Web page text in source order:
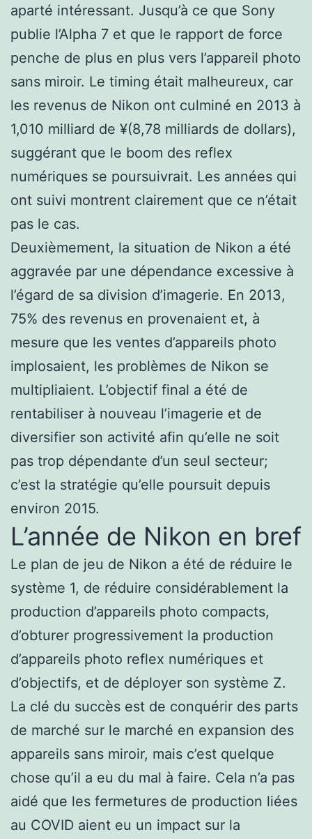
aparté intéressant. Jusqu’à ce que Sony
publie l’Alpha 7 et que le rapport de force
penche de plus en plus vers l’appareil photo
sans miroir. Le timing était malheureux, car
les revenus de Nikon ont culminé en 2013 à
1,010 milliard de ¥(8,78 milliards de dollars),
suggérant que le boom des reflex
numériques se poursuivrait. Les années qui
ont suivi montrent clairement que ce n’était
pas le cas.
Deuxièmement, la situation de Nikon a été
aggravée par une dépendance excessive à
l’égard de sa division d’imagerie. En 2013,
75% des revenus en provenaient et, à
mesure que les ventes d’appareils photo
implosaient, les problèmes de Nikon se
multipliaient. L’objectif final a été de
rentabiliser à nouveau l’imagerie et de
diversifier son activité afin qu’elle ne soit
pas trop dépendante d’un seul secteur;
c’est la stratégie qu’elle poursuit depuis
environ 2015.
L’année de Nikon en bref
Le plan de jeu de Nikon a été de réduire le
système 1, de réduire considérablement la
production d’appareils photo compacts,
d’obturer progressivement la production
d’appareils photo reflex numériques et
d’objectifs, et de déployer son système Z.
La clé du succès est de conquérir des parts
de marché sur le marché en expansion des
appareils sans miroir, mais c’est quelque
chose qu’il a eu du mal à faire. Cela n’a pas
aidé que les fermetures de production liées
au COVID aient eu un impact sur la